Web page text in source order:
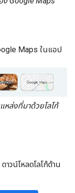
Maps ในแอป
หล่งที่มาด้วยโลโก้
าวน์โหลดโลโก้ด้าน